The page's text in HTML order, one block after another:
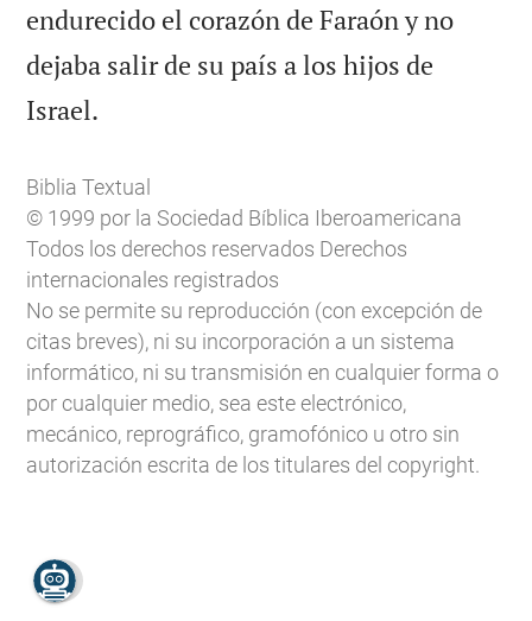
endurecido el corazón de Faraón y no
dejaba salir de su país a los hijos de
Israel.
Biblia Textual
© 1999 por la Sociedad Bíblica Iberoamericana
Todos los derechos reservados Derechos
internacionales registrados
No se permite su reproducción (con excepción de
citas breves), ni su incorporación a un sistema
informático, ni su transmisión en cualquier forma o
por cualquier medio, sea este electrónico,
mecánico, reprográfico, gramofónico u otro sin
autorización escrita de los titulares del copyright.